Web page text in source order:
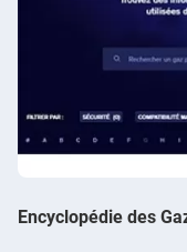
Encyclopédie des